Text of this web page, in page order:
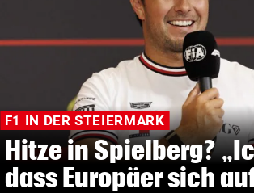
F1 IN DER STEIERMARK
Hitze in Spielberg?
dass Europäer sich